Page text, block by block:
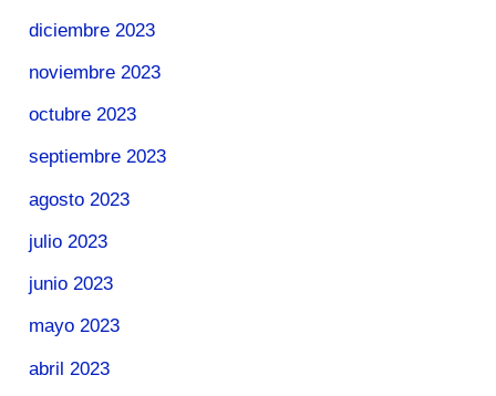
diciembre 2023
noviembre 2023
octubre 2023
septiembre 2023
agosto 2023
julio 2023
junio 2023
mayo 2023
abril 2023